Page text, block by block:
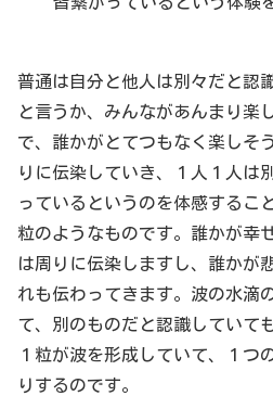
普通は自分と他人は別々だと認
と言うか、みんながあんまり楽
で、誰かがとてつもなく楽しそ
りに伝染していき、１人１人は
っているというのを体感するこ
粒のようなものです。誰かが幸
は周りに伝染しますし、誰かが
れも伝わってきます。波の水滴
て、別のものだと認識していて
１粒が波を形成していて、１つ
りするのです。